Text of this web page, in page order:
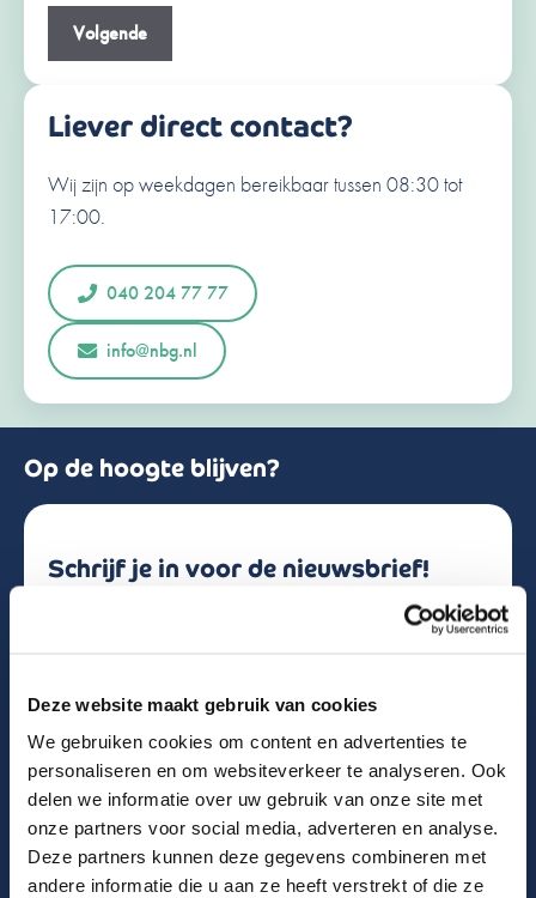
Deze website maakt gebruik van cookies
We gebruiken cookies om content en advertenties te
personaliseren en om websiteverkeer te analyseren. Ook
delen we informatie over uw gebruik van onze site met
onze partners voor social media, adverteren en analyse.
Deze partners kunnen deze gegevens combineren met
andere informatie die u aan ze heeft verstrekt of die ze
Je e-mailadres
Je telefoonnummer(Vereist)
e
e
r
a
3
1
Opmerkingen of vragen
0 van 600 max. aantal karakters
Liever direct contact?
Wij zijn op weekdagen bereikbaar tussen 08:30 tot
17:00.
040 204 77 77
info@nbg.nl
Op de hoogte blijven?
Schrijf je in voor de nieuwsbrief!
Email